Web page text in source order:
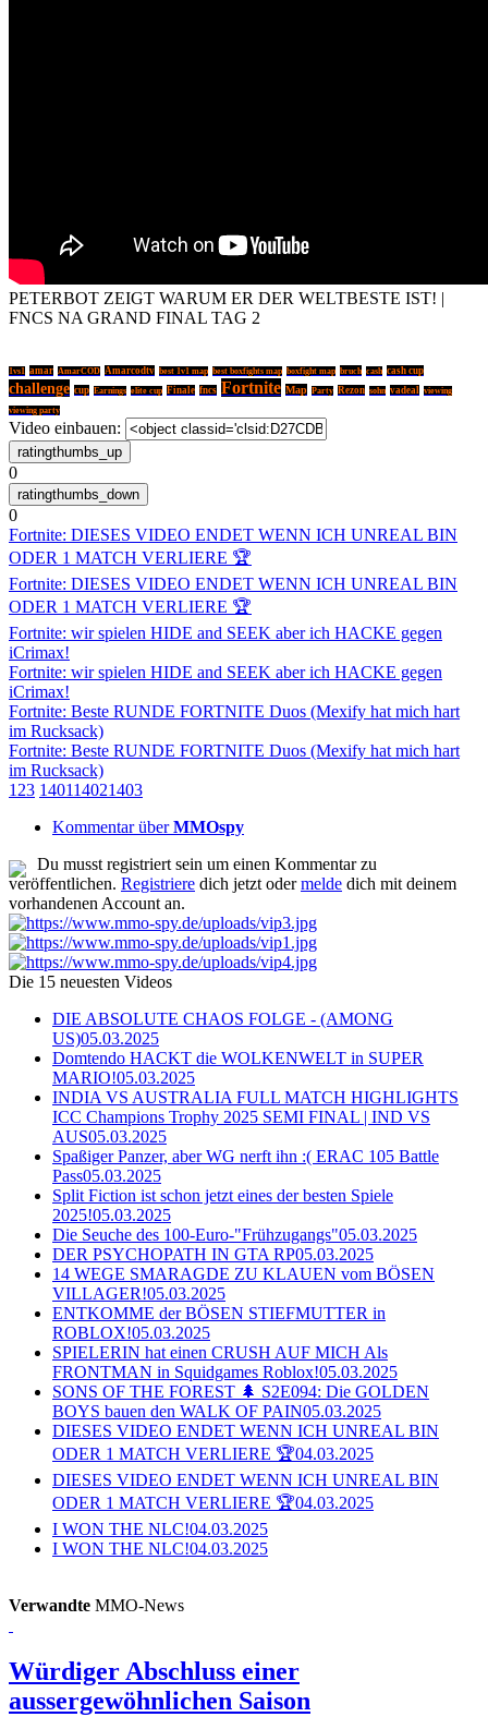
PETERBOT ZEIGT WARUM ER DER WELTBESTE IST! |
FNCS NA GRAND FINAL TAG 2
1vs1 amar AmarCOD Amarcodtv best 1v1 map best boxfights map boxfight map bruch cash cash cup
challenge cup Earnings elite cup Finale fncs Fortnite Map Party Rezon sohn vadeal
viewing
viewing party
Video einbauen:
0
0
Fortnite: DIESES VIDEO ENDET WENN ICH UNREAL BIN
ODER 1 MATCH VERLIERE 🏆
Fortnite: DIESES VIDEO ENDET WENN ICH UNREAL BIN
ODER 1 MATCH VERLIERE 🏆
Fortnite: wir spielen HIDE and SEEK aber ich HACKE gegen
iCrimax!
Fortnite: wir spielen HIDE and SEEK aber ich HACKE gegen
iCrimax!
Fortnite: Beste RUNDE FORTNITE Duos (Mexify hat mich hart
im Rucksack)
Fortnite: Beste RUNDE FORTNITE Duos (Mexify hat mich hart
im Rucksack)
1 23 140114021403
Kommentar überMMOspy
Du musst registriert sein um einen Kommentar zu
veröffentlichen. Registriere dich jetzt odermelde dich mit deinem
vorhandenen Account an.
Die 15 neuesten Videos
DIE ABSOLUTE CHAOS FOLGE - (AMONG
US)05.03.2025
Domtendo HACKT die WOLKENWELT in SUPER
MARIO!05.03.2025
INDIA VS AUSTRALIA FULL MATCH HIGHLIGHTS
ICC Champions Trophy 2025 SEMI FINAL | IND VS
AUS05.03.2025
Spaßiger Panzer, aber WG nerft ihn :( ERAC 105 Battle
Pass05.03.2025
Split Fiction ist schon jetzt eines der besten Spiele
2025!05.03.2025
Die Seuche des 100-Euro-"Frühzugangs"05.03.2025
DER PSYCHOPATH IN GTA RP05.03.2025
14 WEGE SMARAGDE ZU KLAUEN vom BÖSEN
VILLAGER!05.03.2025
ENTKOMME der BÖSEN STIEFMUTTER in
ROBLOX!05.03.2025
SPIELERIN hat einen CRUSH AUF MICH Als
FRONTMAN in Squidgames Roblox!05.03.2025
SONS OF THE FOREST 🌲 S2E094: Die GOLDEN
BOYS bauen den WALK OF PAIN05.03.2025
DIESES VIDEO ENDET WENN ICH UNREAL BIN
ODER 1 MATCH VERLIERE 🏆04.03.2025
DIESES VIDEO ENDET WENN ICH UNREAL BIN
ODER 1 MATCH VERLIERE 🏆04.03.2025
I WON THE NLC!04.03.2025
I WON THE NLC!04.03.2025
Verwandte MMO-News
Würdiger Abschluss einer
aussergewöhnlichen Saison